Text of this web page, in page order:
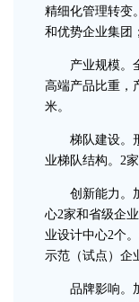
精细化管理转变
和优势企业集团
产业规模。全
高端产品比重，
米。
梯队建设。形
业梯队结构。2
创新能力。加
心2家和省级企
业设计中心2个
示范（试点）企
品牌影响。加